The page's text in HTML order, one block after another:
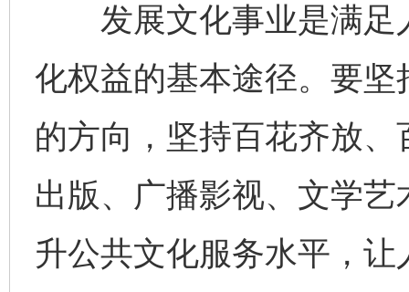
发展文化事业是满足
化权益的基本途径。要
的方向，坚持百花齐放
出版、广播影视、文学
升公共文化服务水平，